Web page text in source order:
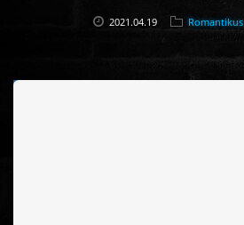
2021.04.19 Romantikus